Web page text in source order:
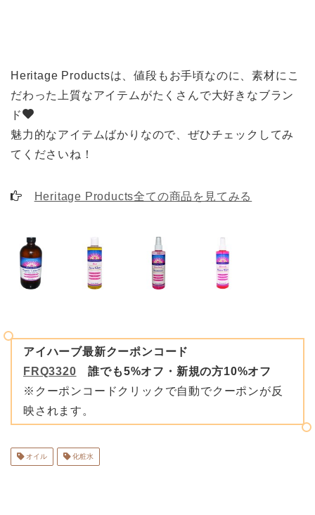
Heritage Productsは、値段もお手頃なのに、素材にこ
だわった上質なアイテムがたくさんで大好きなブラン
ド
魅力的なアイテムばかりなので、ぜひチェックしてみ
てくださいね！
Heritage Products全ての商品を見てみる
アイハーブ最新クーポンコード
FRQ3320 誰でも5%オフ・新規の方10%オフ
※クーポンコードクリックで自動でクーポンが反
映されます。
オイル 化粧水